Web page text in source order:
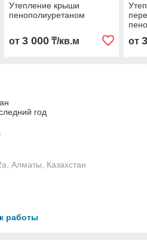
Утепление крыши
пенополиуретаном
от 3 000₸/кв.м от
год
Алматы, Казахстан
работы